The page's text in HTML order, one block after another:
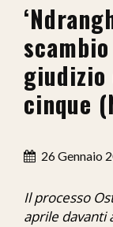
Giudiziaria
Politica
Sport
Sanità
Economia
cinque
26 Gennaio
Il processo
aprile davanti